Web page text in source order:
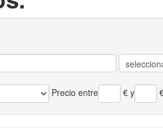
Precio entre €y